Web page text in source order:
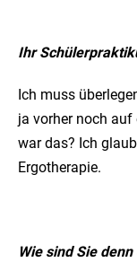
Ihr
Ich muss
ja vorher noch auf
war das? Ich
Ergotherapie.
Wie sind Sie